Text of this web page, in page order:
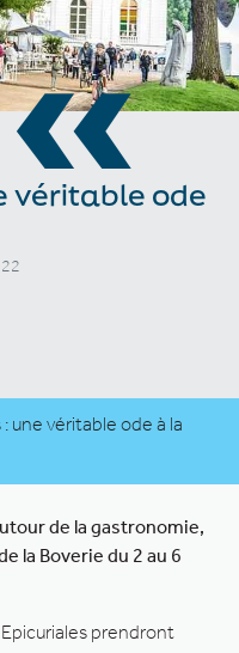
«
véritable ode
une véritable ode à la
de la gastronomie,
la Boverie du 2 au 6
Epicuriales prendront